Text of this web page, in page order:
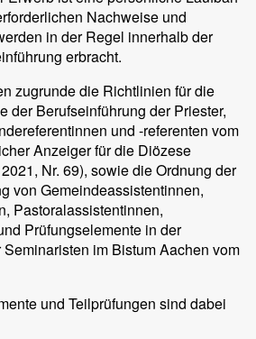
Nachweise und
in der Regel innerhalb der
erbracht.
zugrunde die Richtlinien für die
der Berufseinführung der Priester,
und -referenten vom
Anzeiger für die Diözese
Nr. 69), sowie die Ordnung der
von Gemeindeassistentinnen,
Pastoralassistentinnen,
Prüfungselemente in der
im Bistum Aachen vom
und Teilprüfungen sind dabei